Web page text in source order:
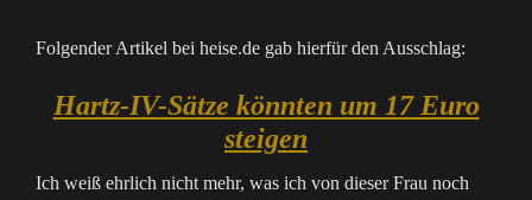
Folgender Artikel bei heise.de gab hierfür den Ausschlag:
Hartz-IV-Sätze könnten um 17 Euro
steigen
Ich weiß ehrlich nicht mehr, was ich von dieser Frau noch